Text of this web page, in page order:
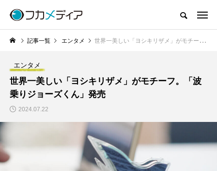
記事一覧 エンタメ 世界一美しい「ヨシキリザメ」がモチーフ。「波乗りジョーズくん」発売
エンタメ
世界一美しい「ヨシキリザメ」がモチーフ。「波
乗りジョーズくん」発売
2024.07.22